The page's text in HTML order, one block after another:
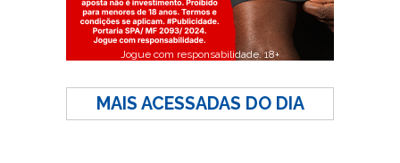
Jogue com responsabilidade. 18+
MAIS ACESSADAS DO DIA